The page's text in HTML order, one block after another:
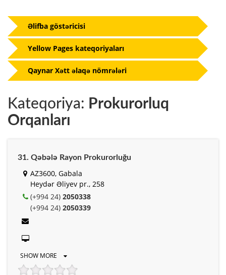
Kateqoriya: Prokurorluq
Orqanları
31. Qəbələ Rayon Prokurorluğu
AZ3600, Gabala
Heydər Əliyev pr., 258
(+994 24) 2050338
(+994 24) 2050339
SHOW MORE
Əlifba göstəricisi
Yellow Pages kateqoriyaları
Qaynar Xətt əlaqə nömrələri